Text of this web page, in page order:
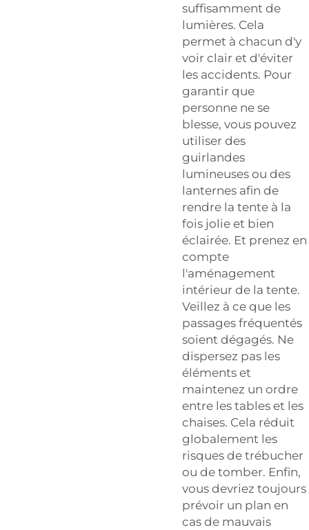
suffisamment de
lumières. Cela
permet à chacun d'y
voir clair et d'éviter
les accidents. Pour
garantir que
personne ne se
blesse, vous pouvez
utiliser des
guirlandes
lumineuses ou des
lanternes afin de
rendre la tente à la
fois jolie et bien
éclairée. Et prenez en
compte
l'aménagement
intérieur de la tente.
Veillez à ce que les
passages fréquentés
soient dégagés. Ne
dispersez pas les
éléments et
maintenez un ordre
entre les tables et les
chaises. Cela réduit
globalement les
risques de trébucher
ou de tomber. Enfin,
vous devriez toujours
prévoir un plan en
cas de mauvais